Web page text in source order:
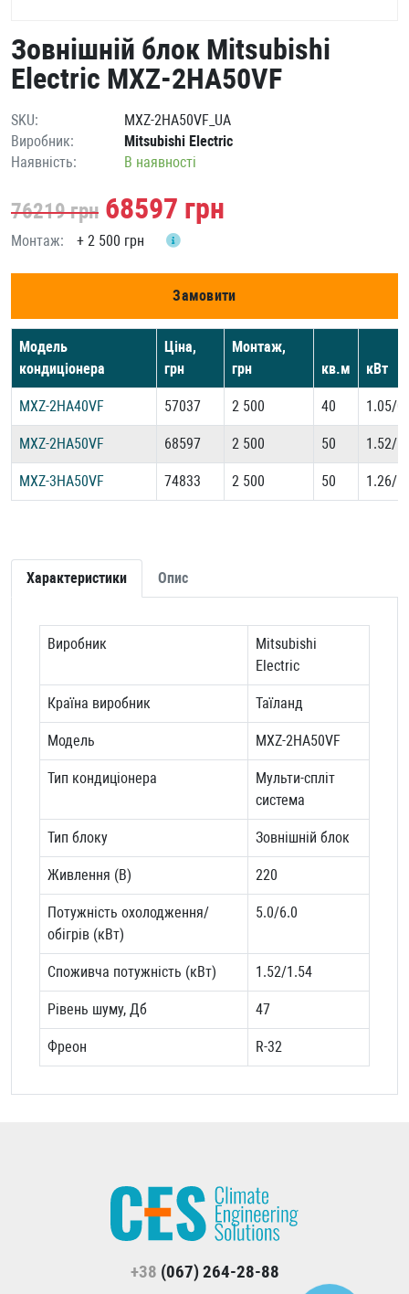
Зовнішній блок Mitsubishi
Electric MXZ-2HA50VF
SKU:
MXZ-2HA50VF_UA
Виробник:
Mitsubishi Electric
Наявність:
В наявності
76219грн 68597 грн
Монтаж: + 2 500 грн
Замовити
Модель
кондиціонера
Ціна,
грн
Монтаж,
грн
кв.м кВт
MXZ-2HA40VF 57037 2 500 40 1.05/
MXZ-2HA50VF 68597 2 500 50 1.52/
MXZ-3HA50VF 74833 2 500 50 1.26/
Характеристики Опис
Виробник
Mitsubishi
Electric
Країна виробник Таїланд
Модель MXZ-2HA50VF
Тип кондиціонера
Мульти-спліт
система
Тип блоку Зовнішній блок
Живлення (В) 220
Потужність охолодження/
обігрів (кВт)
5.0/6.0
Споживча потужність (кВт) 1.52/1.54
Рівень шуму, Дб 47
Фреон R-32
+38 (067) 264-28-88